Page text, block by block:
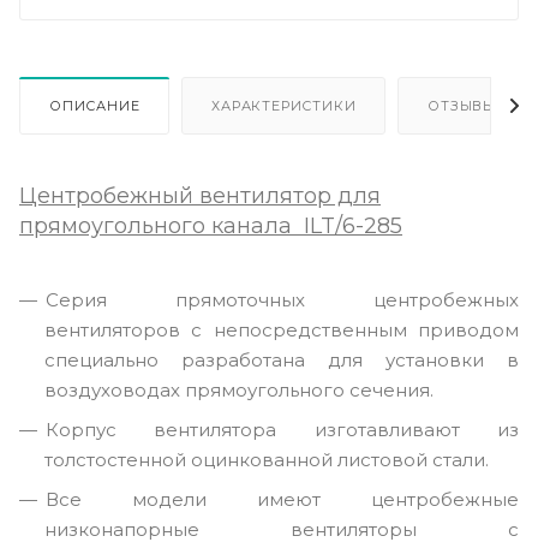
ОПИСАНИЕ ХАРАКТЕРИСТИКИ ОТЗЫВЫ
Центробежный вентилятор для
прямоугольного канала ILT/6-285
Серия прямоточных центробежных
вентиляторов с непосредственным приводом
специально разработана для установки в
воздуховодах прямоугольного сечения.
Корпус вентилятора изготавливают из
толстостенной оцинкованной листовой стали.
Все модели имеют центробежные
низконапорные вентиляторы с